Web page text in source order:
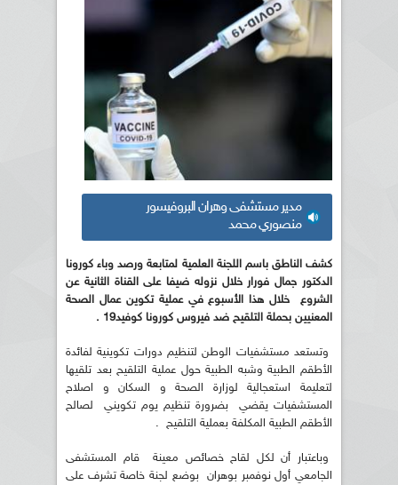
مدير مستشفى وهران البروفيسور
منصوري محمد
كشف الناطق باسم اللجنة العلمية لمتابعة ورصد وباء كورونا
الدكتور جمال فورار خلال نزوله ضيفا على القناة الثانية عن
الشروع خلال هذا الأسبوع في عملية تكوين عمال الصحة
المعنيين بحملة التلقيح ضد فيروس كورونا كوفيد19 .
وتستعد مستشفيات الوطن لتنظيم دورات تكوينية لفائدة
الأطقم الطبية وشبه الطبية حول عملية التلقيح بعد تلقيها
لتعليمة استعجالية لوزارة الصحة و السكان و اصلاح
المستشفيات يقضي بضرورة تنظيم يوم تكويني لصالح
الأطقم الطبية المكلفة بعملية التلقيح .
وباعتبار أن لكل لقاح خصائص معينة قام المستشفى
الجامعي أول نوفمبر بوهران بوضع لجنة خاصة تشرف على